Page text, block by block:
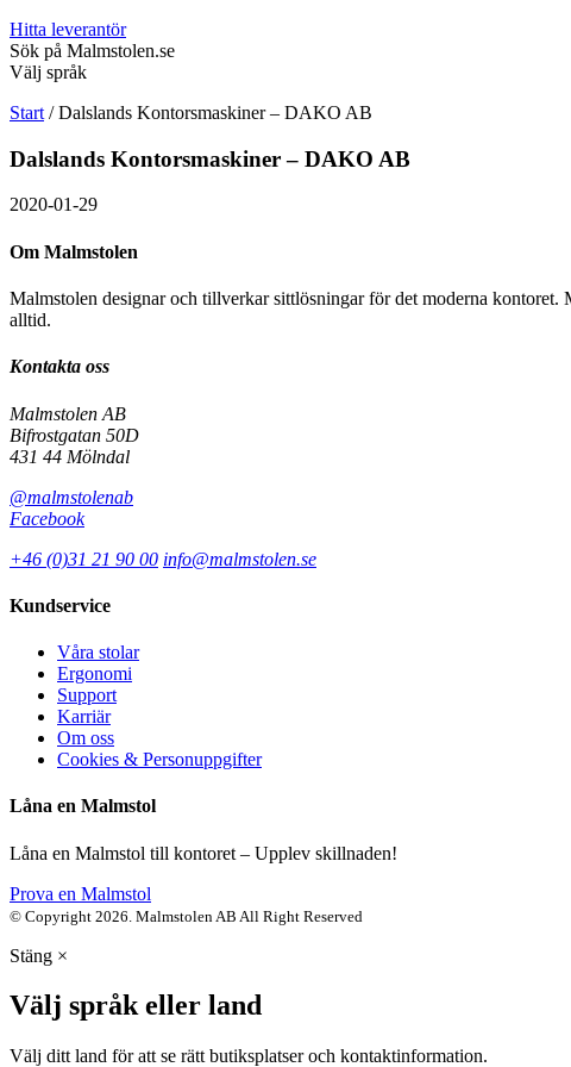
Hitta leverantör
Sök på Malmstolen.se
Välj språk
Start /Dalslands Kontorsmaskiner – DAKO AB
Dalslands Kontorsmaskiner – DAKO AB
2020-01-29
Om Malmstolen
Malmstolen designar och tillverkar sittlösningar för det moderna
alltid.
Kontakta oss
Malmstolen AB
Bifrostgatan 50D
431 44 Mölndal
@malmstolenab
Facebook
+46 (0)31 21 90 00 info@malmstolen.se
Kundservice
Våra stolar
Ergonomi
Support
Karriär
Om oss
Cookies & Personuppgifter
Låna en Malmstol
Låna en Malmstol till kontoret – Upplev skillnaden!
Prova en Malmstol
© Copyright 2026. Malmstolen AB All Right Reserved
Stäng ×
Välj språk eller land
Välj ditt land för att se rätt butiksplatser och kontaktinformation.